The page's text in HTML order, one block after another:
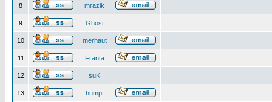
8 mrazik
9 Ghost
10 merhaut
11 Franta
12 suK
13 humpf